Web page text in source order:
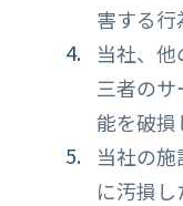
害する行
当社、
三者の
能を破損
当社の
に汚損